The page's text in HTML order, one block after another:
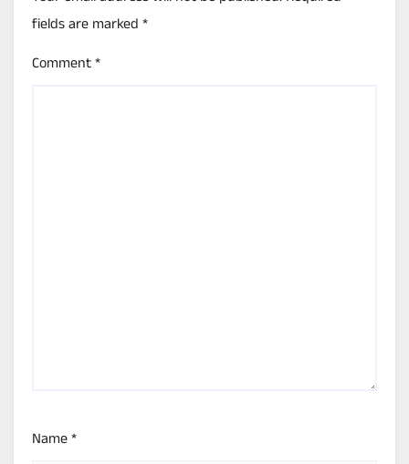
fields are marked*
Comment*
Name*